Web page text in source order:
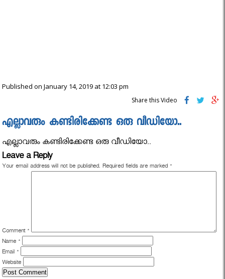
Published on January 14, 2019 at 12:03 pm
Share this Video
എല്ലാവരും കണ്ടിരിക്കേണ്ട ഒരു വീഡിയോ..
എല്ലാവരും കണ്ടിരിക്കേണ്ട ഒരു വീഡിയോ..
Leave a Reply
Your email address will not be published. Required fields are marked *
Comment *
Name *
Email *
Website